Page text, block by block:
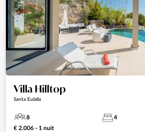
Villa Hilltop
Santa Eulalia
8 4
€ 2.006 - 1 nuit